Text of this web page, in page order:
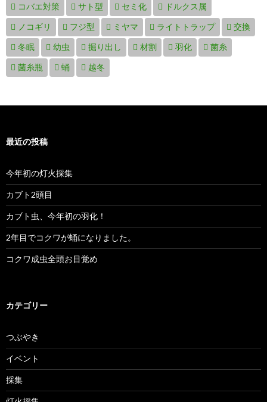
コバエ対策
サト型 セミ化
ドルクス属
ノコギリ
フジ型 ミヤマ ライトトラップ
交換
冬眠
幼虫 掘り出し 材割 羽化
菌糸
菌糸瓶
蛹 越冬
最近の投稿
今年初の灯火採集
カブト2頭目
カブト虫、今年初の羽化！
2年目でコクワが蛹になりました。
コクワ成虫全頭お目覚め
カテゴリー
つぶやき
イベント
採集